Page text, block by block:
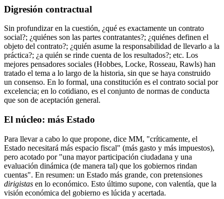
Digresión contractual
Sin profundizar en la cuestión, ¿qué es exactamente un contrato
social?; ¿quiénes son las partes contratantes?; ¿quiénes definen el
objeto del contrato?; ¿quién asume la responsabilidad de llevarlo a la
práctica?; ¿a quién se rinde cuenta de los resultados?; etc. Los
mejores pensadores sociales (Hobbes, Locke, Rosseau, Rawls) han
tratado el tema a lo largo de la historia, sin que se haya construido
un consenso. En lo formal, una constitución es el contrato social por
excelencia; en lo cotidiano, es el conjunto de normas de conducta
que son de aceptación general.
El núcleo: más Estado
Para llevar a cabo lo que propone, dice MM, "críticamente, el
Estado necesitará más espacio fiscal" (más gasto y más impuestos),
pero acotado por "una mayor participación ciudadana y una
evaluación dinámica (de manera tal) que los gobiernos rindan
cuentas". En resumen: un Estado más grande, con pretensiones
dirigistas en lo económico. Esto último supone, con valentía, que la
visión económica del gobierno es lúcida y acertada.